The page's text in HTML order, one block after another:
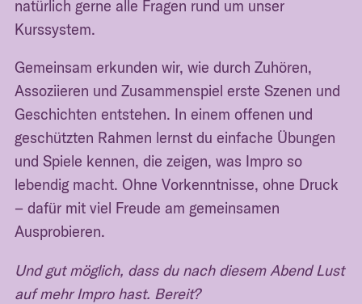
natürlich gerne alle Fragen rund um unser
Kurssystem.
Gemeinsam erkunden wir, wie durch Zuhören,
Assoziieren und Zusammenspiel erste Szenen und
Geschichten entstehen. In einem offenen und
geschützten Rahmen lernst du einfache Übungen
und Spiele kennen, die zeigen, was Impro so
lebendig macht. Ohne Vorkenntnisse, ohne Druck
– dafür mit viel Freude am gemeinsamen
Ausprobieren.
Und gut möglich, dass du nach diesem Abend Lust
auf mehr Impro hast. Bereit?